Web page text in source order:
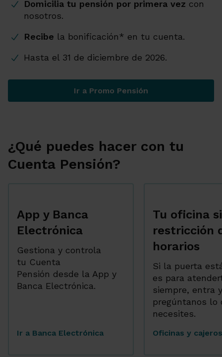
Domicilia tu pensión por primera vez con
nosotros.
Recibe la bonificación* en tu cuenta.
Hasta el 31 de diciembre de 2026.
Ir a Promo PensiónTrae tu pensión y llévate
¿Qué puedes hacer con tu
Cuenta Pensión?
App y Banca
Electrónica
Gestiona y controla
tu Cuenta
Pensión desde la App y
Banca Electrónica.
Ir a Banca Electrónica
Tu oficina
restricción
horarios
Si la puerta
es para
siempre, entra y
pregúntanos lo
necesites.
Oficinas y cajeros